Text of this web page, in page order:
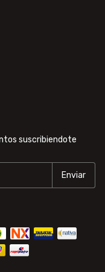
suscribiendote